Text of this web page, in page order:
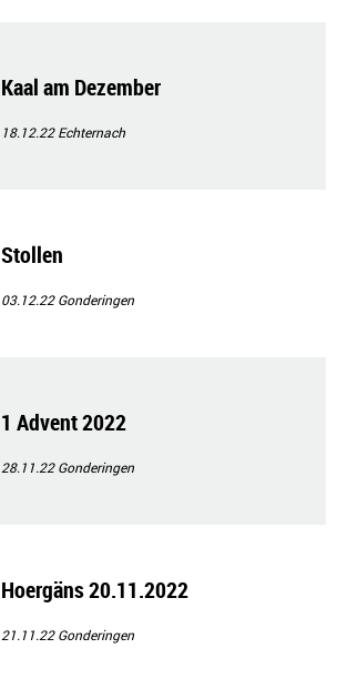
Kaal am Dezember
18.12.22Echternach
Stollen
03.12.22Gonderingen
1 Advent 2022
28.11.22Gonderingen
Hoergäns 20.11.2022
21.11.22Gonderingen